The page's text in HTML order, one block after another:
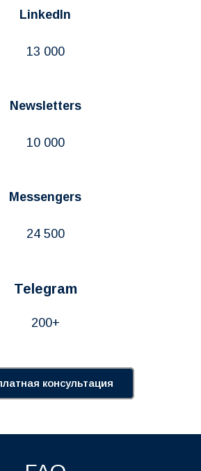
LinkedIn
13 000
Newsletters
10 000
Messengers
24 500
Telegram
200+
консультация